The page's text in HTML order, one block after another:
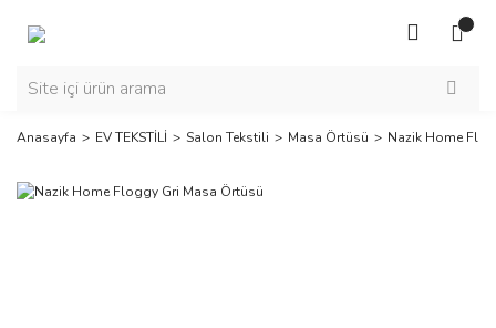
Anasayfa EV TEKSTİLİ Salon Tekstili Masa Örtüsü Nazik Home